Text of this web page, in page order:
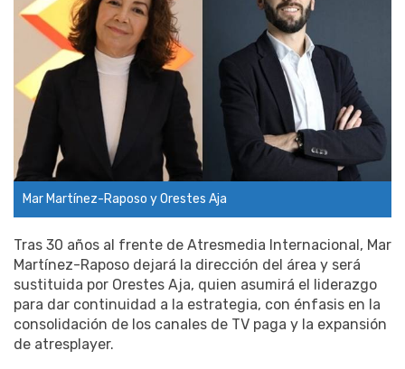
Mar Martínez-Raposo y Orestes Aja
Tras 30 años al frente de Atresmedia Internacional, Mar
Martínez-Raposo dejará la dirección del área y será
sustituida por Orestes Aja, quien asumirá el liderazgo
para dar continuidad a la estrategia, con énfasis en la
consolidación de los canales de TV paga y la expansión
de atresplayer.